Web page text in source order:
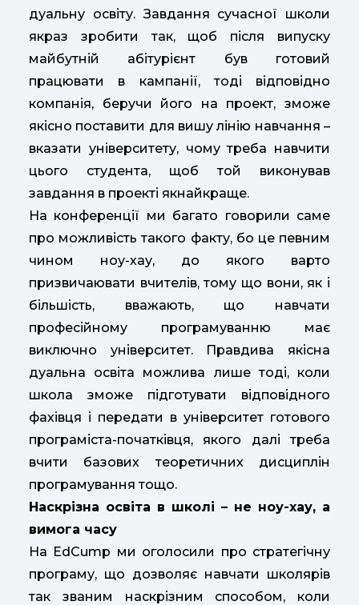
дуальну освіту. Завдання сучасної школи
якраз зробити так, щоб після випуску
майбутній абітурієнт був готовий
працювати в кампанії, тоді відповідно
компанія, беручи його на проект, зможе
якісно поставити для вишу лінію навчання –
вказати університету, чому треба навчити
цього студента, щоб той виконував
завдання в проекті якнайкраще.
На конференції ми багато говорили саме
про можливість такого факту, бо це певним
чином ноу-хау, до якого варто
призвичаювати вчителів, тому що вони, як і
більшість, вважають, що навчати
професійному програмуванню має
виключно університет. Правдива якісна
дуальна освіта можлива лише тоді, коли
школа зможе підготувати відповідного
фахівця і передати в університет готового
програміста-початківця, якого далі треба
вчити базових теоретичних дисциплін
програмування тощо.
Наскрізна освіта в школі – не ноу-хау, а
вимога часу
На EdCump ми оголосили про стратегічну
програму, що дозволяє навчати школярів
так званим наскрізним способом, коли